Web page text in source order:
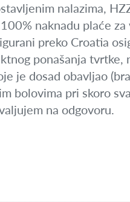
nalazima,
naknadu plaće
preko Croatia
ponašanja
je dosad obavljao
bolovima pri skoro
na odgovoru.